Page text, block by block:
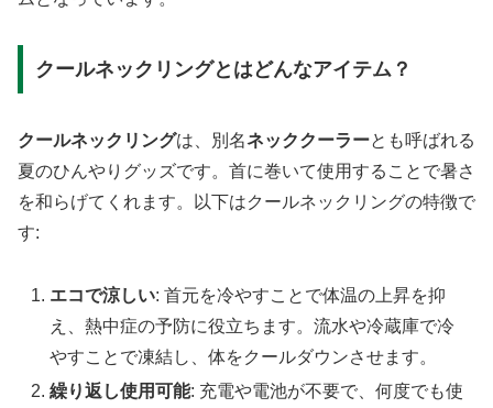
クールネックリングとはどんなアイテム？
クールネックリングは、別名ネッククーラーとも呼ばれる
夏のひんやりグッズです。首に巻いて使用することで暑さ
を和らげてくれます。以下はクールネックリングの特徴で
す:
エコで涼しい: 首元を冷やすことで体温の上昇を抑
え、熱中症の予防に役立ちます。流水や冷蔵庫で冷
やすことで凍結し、体をクールダウンさせます。
繰り返し使用可能: 充電や電池が不要で、何度でも使